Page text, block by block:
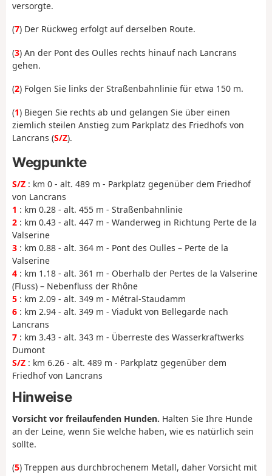
versorgte.
(7) Der Rückweg erfolgt auf derselben Route.
(3) An der Pont des Oulles rechts hinauf nach Lancrans
gehen.
(2) Folgen Sie links der Straßenbahnlinie für etwa 150 m.
(1) Biegen Sie rechts ab und gelangen Sie über einen
ziemlich steilen Anstieg zum Parkplatz des Friedhofs von
Lancrans (S/Z).
Wegpunkte
S/Z : km 0 - alt. 489 m - Parkplatz gegenüber dem Friedhof
von Lancrans
1 : km 0.28 - alt. 455 m - Straßenbahnlinie
2 : km 0.43 - alt. 447 m - Wanderweg in Richtung Perte de la
Valserine
3 : km 0.88 - alt. 364 m - Pont des Oulles – Perte de la
Valserine
4 : km 1.18 - alt. 361 m - Oberhalb der Pertes de la Valserine
(Fluss) – Nebenfluss der Rhône
5 : km 2.09 - alt. 349 m - Métral-Staudamm
6 : km 2.94 - alt. 349 m - Viadukt von Bellegarde nach
Lancrans
7 : km 3.43 - alt. 343 m - Überreste des Wasserkraftwerks
Dumont
S/Z : km 6.26 - alt. 489 m - Parkplatz gegenüber dem
Friedhof von Lancrans
Hinweise
Vorsicht vor freilaufenden Hunden. Halten Sie Ihre Hunde
an der Leine, wenn Sie welche haben, wie es natürlich sein
sollte.
(5) Treppen aus durchbrochenem Metall, daher Vorsicht mit